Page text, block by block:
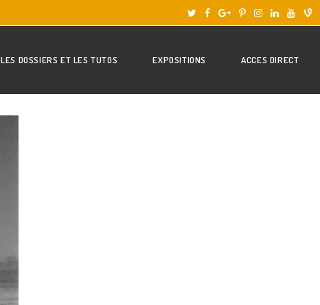
LES DOSSIERS ET LES TUTOS EXPOSITIONS ACCES DIRECT